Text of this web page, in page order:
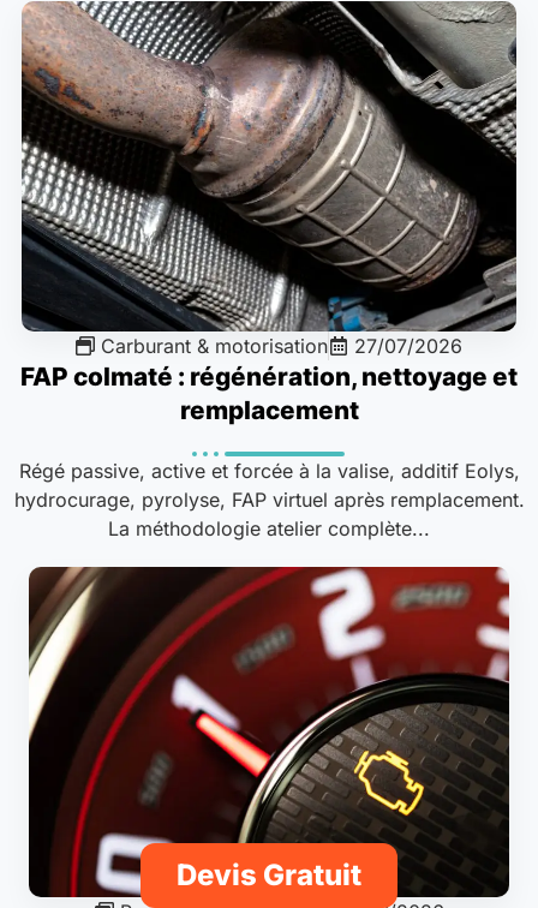
Carburant & motorisation 27/07/2026
FAP colmaté : régénération, nettoyage et
remplacement
Régé passive, active et forcée à la valise, additif Eolys,
hydrocurage, pyrolyse, FAP virtuel après remplacement.
La méthodologie atelier complète...
Devis Gratuit